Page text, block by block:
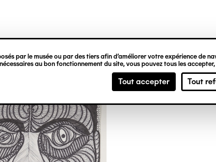
par le musée ou par des tiers afin d’améliorer votre expérience de
au bon fonctionnement du site, vous pouvez tous les
Tout accepter Tout